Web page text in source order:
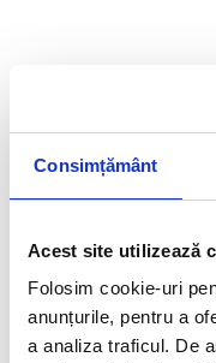
Consimțământ
Acest site utilizează
Folosim cookie-uri
anunțurile, pentru a
a analiza traficul. De